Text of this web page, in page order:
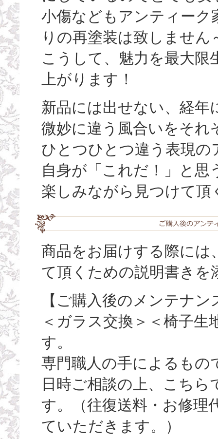
小傷などもアンティーク
りの再塗装は致しません
こうして、魅力を最大
上がります！
新品には出せない、経年
微妙に違う風合いをそれ
ひとつひとつ違う表現
自身が「これだ！」と
楽しみながら見つけて頂
商品をお届けする際には
て頂くための説明書きを
【ご購入後のメンテナ
＜ガラス交換＞＜椅子
す。
専門職人の手によるもの
日時ご相談の上、こち
す。（往復送料・お修理
ていただきます。）